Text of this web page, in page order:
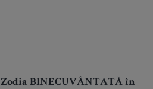
Zodia BINECUVÂNTATĂ în